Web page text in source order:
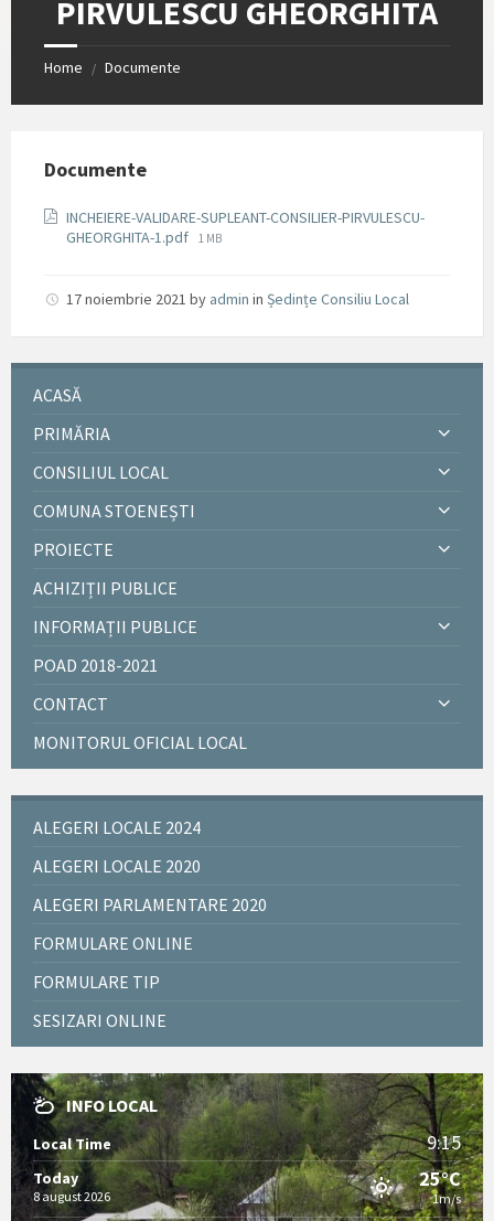
PIRVULESCU GHEORGHITA
Home / Documente
Documente
INCHEIERE-VALIDARE-SUPLEANT-CONSILIER-PIRVULESCU-
GHEORGHITA-1.pdf File
1 MB
17 noiembrie 2021 by admin in Ședințe Consiliu Local
ACASĂ
PRIMĂRIA
CONSILIUL LOCAL
COMUNA STOENEȘTI
PROIECTE
ACHIZIȚII PUBLICE
INFORMAȚII PUBLICE
POAD 2018-2021
CONTACT
MONITORUL OFICIAL LOCAL
ALEGERI LOCALE 2024
ALEGERI LOCALE 2020
ALEGERI PARLAMENTARE 2020
FORMULARE ONLINE
FORMULARE TIP
SESIZARI ONLINE
INFO LOCAL
Local Time 9:15
Today
8 august 2026
25°C
1m/s